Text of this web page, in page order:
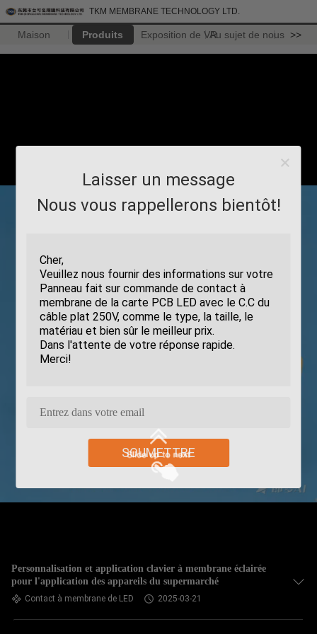
TKM MEMBRANE TECHNOLOGY LTD.
Maison Produits Exposition de VRAu sujet de nous >>
Laisser un message
Nous vous rappellerons bientôt!
SOUMETTRE
Personnalisation et application clavier à membrane éclairée
pour l'application des appareils du supermarché
Contact à membrane de LED 2025-03-21